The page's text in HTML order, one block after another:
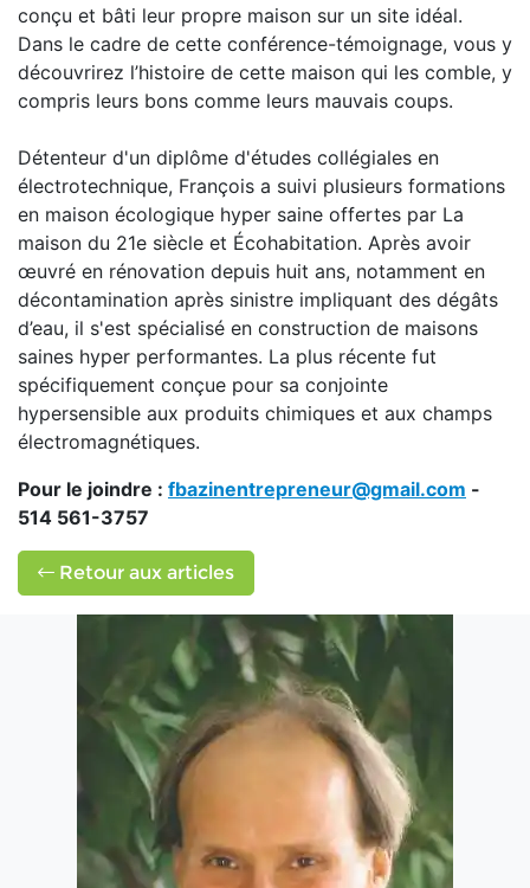
conçu et bâti leur propre maison sur un site idéal.
Dans le cadre de cette conférence-témoignage, vous y
découvrirez l’histoire de cette maison qui les comble, y
compris leurs bons comme leurs mauvais coups.
Détenteur d'un diplôme d'études collégiales en
électrotechnique, François a suivi plusieurs formations
en maison écologique hyper saine offertes par La
maison du 21e siècle et Écohabitation. Après avoir
œuvré en rénovation depuis huit ans, notamment en
décontamination après sinistre impliquant des dégâts
d’eau, il s'est spécialisé en construction de maisons
saines hyper performantes. La plus récente fut
spécifiquement conçue pour sa conjointe
hypersensible aux produits chimiques et aux champs
électromagnétiques.
Pour le joindre : fbazinentrepreneur@gmail.com -
514 561-3757
Retour aux articles